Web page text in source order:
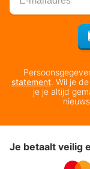
statement. Wil je
je je altijd
Je betaalt veilig